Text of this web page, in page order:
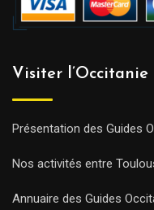
Visiter
Présentation des Guides
Nos activités entre
Annuaire des Guides